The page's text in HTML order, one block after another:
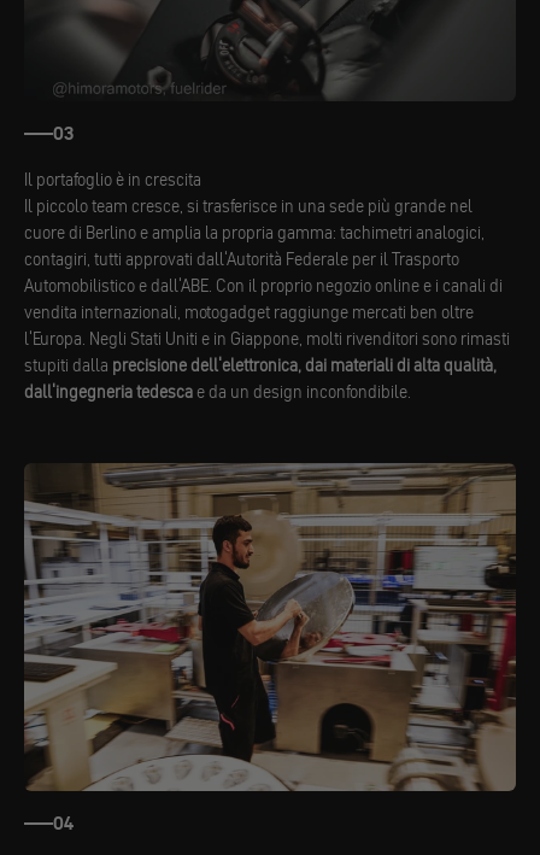
03
Il portafoglio è in crescita
Il piccolo team cresce, si trasferisce in una sede più grande nel
cuore di Berlino e amplia la propria gamma: tachimetri analogici,
contagiri, tutti approvati dall'Autorità Federale per il Trasporto
Automobilistico e dall'ABE. Con il proprio negozio online e i canali di
vendita internazionali, motogadget raggiunge mercati ben oltre
l'Europa. Negli Stati Uniti e in Giappone, molti rivenditori sono rimasti
stupiti dalla precisione dell'elettronica, dai materiali di alta qualità,
dall'ingegneria tedesca e da un design inconfondibile.
04